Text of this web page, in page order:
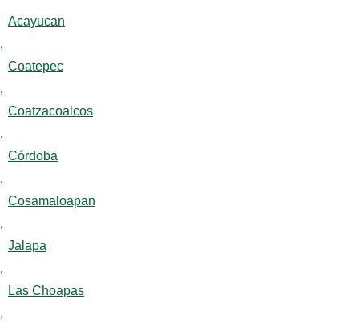
Acayucan
,
Coatepec
,
Coatzacoalcos
,
Córdoba
,
Cosamaloapan
,
Jalapa
,
Las Choapas
,